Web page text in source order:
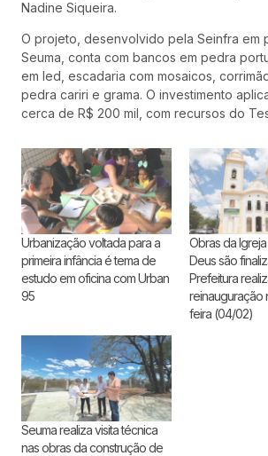
Nadine Siqueira.
O projeto, desenvolvido pela Seinfra em
Seuma, conta com bancos em pedra
em led, escadaria com mosaicos,
pedra cariri e grama. O investimento
cerca de R$ 200 mil, com recursos do
Urbanização voltada para a
primeira infância é tema de
estudo em oficina com Urban
95
Obras da
Deus são
Prefeitura
reinauguração
feira (04/02)
Seuma realiza visita técnica
nas obras da construção de